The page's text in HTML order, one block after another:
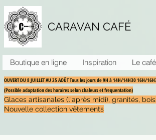
CARAVAN CAFÉ
Boutique en ligne Inspiration Le
OUVERT DU 8 JUILLET AU 25 AOÛT Tous les jours de 9H à 14H/14H30 16H/
(Possible adaptation des horaires selon chaleurs et frequentation)
Glaces artisanales (l'après midi), granités,
Nouvelle collection vêtements